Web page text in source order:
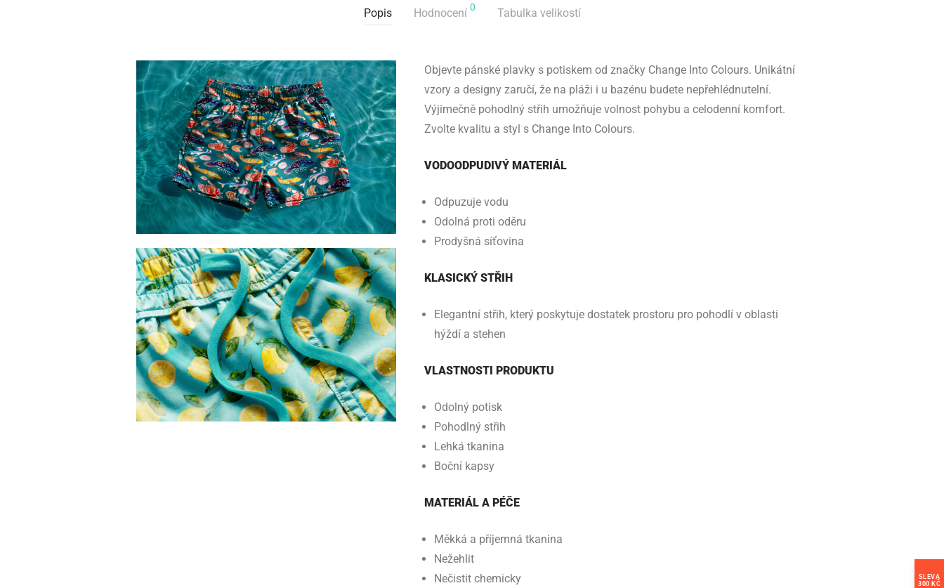
Popis Hodnocení 0 Tabulka velikostí
Objevte pánské plavky s potiskem od značky Change Into Colours. Unikátní
vzory a designy zaručí, že na pláži i u bazénu budete nepřehlédnutelní.
Výjimečně pohodlný střih umožňuje volnost pohybu a celodenní komfort.
Zvolte kvalitu a styl s Change Into Colours.
VODOODPUDIVÝ MATERIÁL
Odpuzuje vodu
Odolná proti oděru
Prodyšná síťovina
KLASICKÝ STŘIH
Elegantní střih, který poskytuje dostatek prostoru pro pohodlí v oblasti
hýždí a stehen
VLASTNOSTI PRODUKTU
Odolný potisk
Pohodlný střih
Lehká tkanina
Boční kapsy
MATERIÁL A PÉČE
Měkká a příjemná tkanina
Nežehlit
Nečistit chemicky
SLEVA
300 KČ